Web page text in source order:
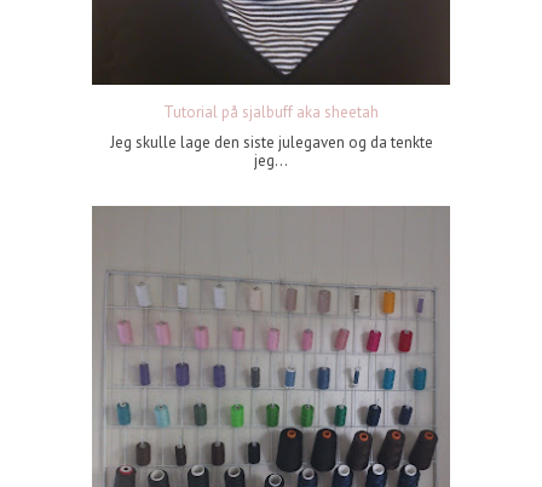
Tutorial på sjalbuff aka sheetah
Jeg skulle lage den siste julegaven og da tenkte
jeg...